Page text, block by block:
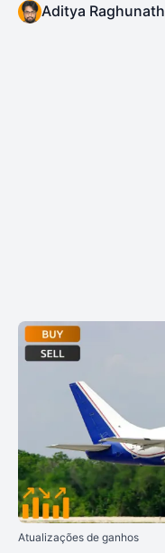
Aditya Raghunath
Atualizações de ganhos